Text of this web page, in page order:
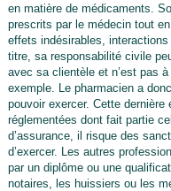
en matière de médicaments.
prescrits par le médecin tout
effets indésirables,
titre, sa responsabilité civile
avec sa clientèle et n’est pas à
exemple. Le pharmacien a
pouvoir exercer. Cette
réglementées dont fait partie
d’assurance, il risque des
d’exercer. Les autres
par un diplôme ou une
notaires, les huissiers ou les